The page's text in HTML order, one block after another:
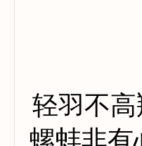
轻羽不
螺蚌非有